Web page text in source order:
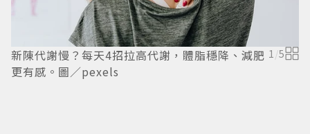
新陳代謝慢？每天4招拉高代謝，體脂穩降、減肥
更有感。圖／pexels
1/5